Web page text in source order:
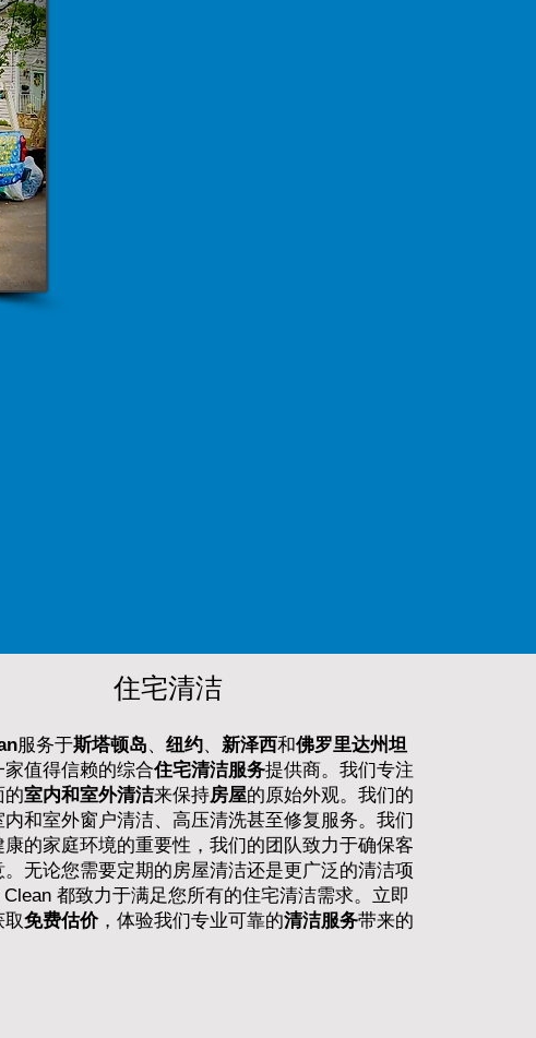
住宅清洁
服务于斯塔顿岛、 纽约、 新泽西和佛罗里达州坦
家值得信赖的综合住宅清洁服务提供商。我们专注
的室内和室外清洁来保持房屋的原始外观。我们的
内和室外窗户清洁、高压清洗甚至修复服务。我们
康的家庭环境的重要性，我们的团队致力于确保客
。无论您需要定期的房屋清洁还是更广泛的清洁项
都致力于满足您所有的住宅清洁需求。立即
取免费估价，体验我们专业可靠的清洁服务带来的